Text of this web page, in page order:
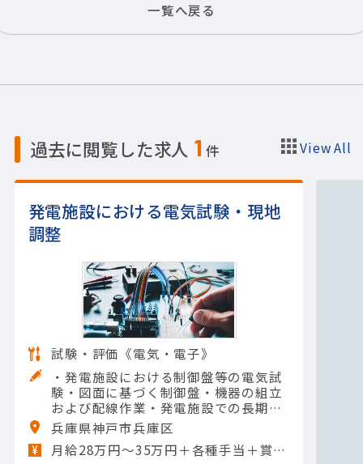
一覧へ戻る
過去に閲覧した求人 1 件 View All
発電施設における電気試験・現地
調整
試験・評価《電気・電子》
・発電施設における制御盤等の電気試
験・図面に基づく制御盤・機器の組立
および配線作業・発電施設での長期出
張を伴う現地調整・取りまとめおよび
各種報告資料の作成※出張期間につい
ては出張先や調整内容により年…
兵庫県神戸市兵庫区
月給28万円～35万円＋各種手当＋賞与年2回